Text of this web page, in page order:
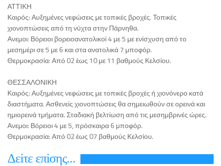
ΑΤΤΙΚΗ
Καιρός: Αυξημένες νεφώσεις με τοπικές βροχές. Τοπικές
χιονοπτώσεις από τη νύχτα στην Πάρνηθα.
Ανεμοι: Βόρειοι βορειοανατολικοί 4 με 5 με ενίσχυση από το
μεσημέρι σε 5 με 6 και στα ανατολικά 7 μποφόρ.
Θερμοκρασία: Από 02 έως 10 με 11 βαθμούς Κελσίου.
ΘΕΣΣΑΛΟΝΙΚΗ
Καιρός: Αυξημένες νεφώσεις με τοπικές βροχές ή χιονόνερο κατά
διαστήματα. Ασθενείς χιονοπτώσεις θα σημειωθούν σε ορεινά και
ημιορεινά τμήματα. Σταδιακή βελτίωση από τις μεσημβρινές ώρες.
Ανεμοι: Βόρειοι 4 με 5, πρόσκαιρα 6 μποφόρ.
Θερμοκρασία: Από 02 έως 07 βαθμούς Κελσίου.
Δεiτε επiσης...